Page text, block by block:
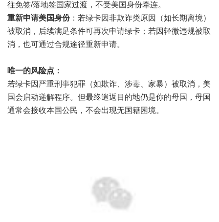
往免签/落地签国家过渡，不受美国身份牵连。
重新申请美国身份：若绿卡因非欺诈类原因（如长期离境）
被取消，后续满足条件可再次申请绿卡；若因轻微违规被取
消，也可通过合规途径重新申请。
唯一的风险点：
若绿卡因严重刑事犯罪（如欺诈、涉毒、家暴）被取消，美
国会启动递解程序。但最终遣返目的地仍是你的母国，母国
通常会接收本国公民，不会出现无国籍困境。